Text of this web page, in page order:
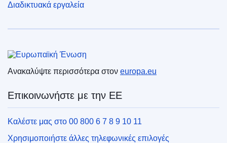
Διαδικτυακά εργαλεία
Ανακαλύψτε περισσότερα στον europa.eu
Επικοινωνήστε με την ΕΕ
Καλέστε μας στο 00 800 6 7 8 9 10 11
Χρησιμοποιήστε άλλες τηλεφωνικές επιλογές